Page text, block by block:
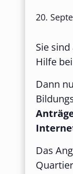
20.
Sie
Hilfe
Dann
Das